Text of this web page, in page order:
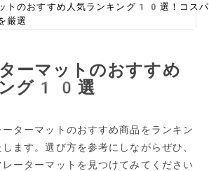
トのおすすめ人気ランキング10選！コス
厳選
ーマットのおすすめ
ング10選
ターマットのおすすめ商品をランキン
ます。選び方を参考にしながらぜひ、
ーターマットを見つけてみてください